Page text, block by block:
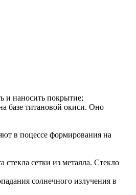
и наносить покрытие;
базе титановой окиси. Оно
в поцессе формирования на
сетки из металла. Стекло
солнечного излучения в